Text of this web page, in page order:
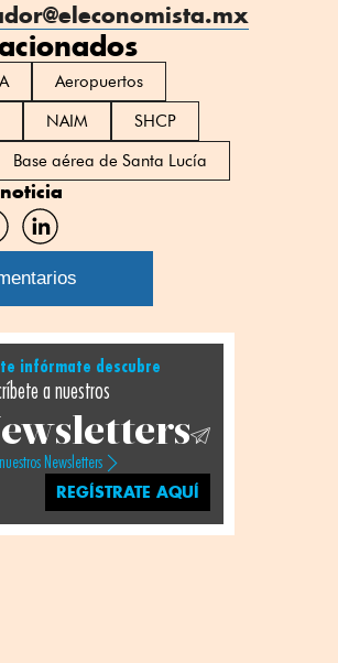
Aeropuertos
NAIM
SHCP
Base aérea de Santa Lucía
Compartir
por
Linkedin
infórmate descubre
a nuestros
Newsletters
REGÍSTRATE AQUÍ